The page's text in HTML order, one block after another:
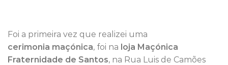
Foi a primeira vez que realizei uma
cerimonia maçónica, foi na loja Maçónica
Fraternidade de Santos, na Rua Luis de Camões